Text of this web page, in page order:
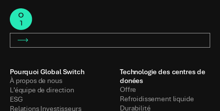
Pourquoi Global Switch
À propos de nous
L’équipe de direction
ESG
Relations Investisseurs
Technologie des centres de
donées
Offre
Refroidissement liquide
Durabilité